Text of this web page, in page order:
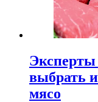
Эксперты
выбрать
мясо